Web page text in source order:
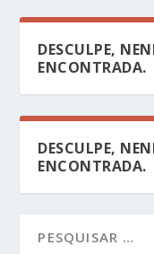
DESCULPE,
ENCONTRADA.
DESCULPE,
ENCONTRADA.